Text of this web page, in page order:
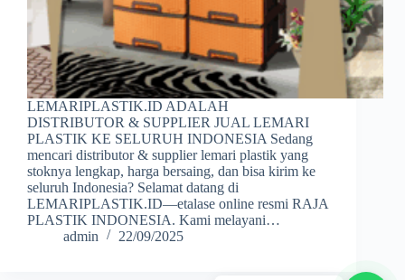
LEMARIPLASTIK.ID ADALAH
DISTRIBUTOR & SUPPLIER JUAL LEMARI
PLASTIK KE SELURUH INDONESIA Sedang
mencari distributor & supplier lemari plastik yang
stoknya lengkap, harga bersaing, dan bisa kirim ke
seluruh Indonesia? Selamat datang di
LEMARIPLASTIK.ID—etalase online resmi RAJA
PLASTIK INDONESIA. Kami melayani…
admin
22/09/2025